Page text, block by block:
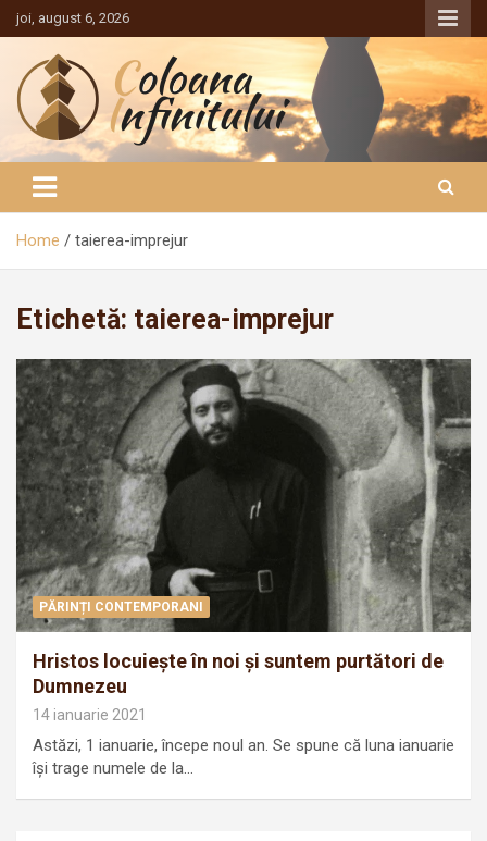
Sari
la
conținut
joi, august 6, 2026
Coloana Infinitului
Home taierea-imprejur
Etichetă: taierea-imprejur
PĂRINȚI CONTEMPORANI
Hristos locuiește în noi și suntem purtători de
Dumnezeu
14 ianuarie 2021
Astăzi, 1 ianuarie, începe noul an. Se spune că luna ianuarie
își trage numele de la…